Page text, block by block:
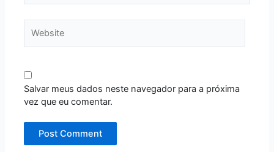
Salvar meus dados neste navegador para a próxima
vez que eu comentar.